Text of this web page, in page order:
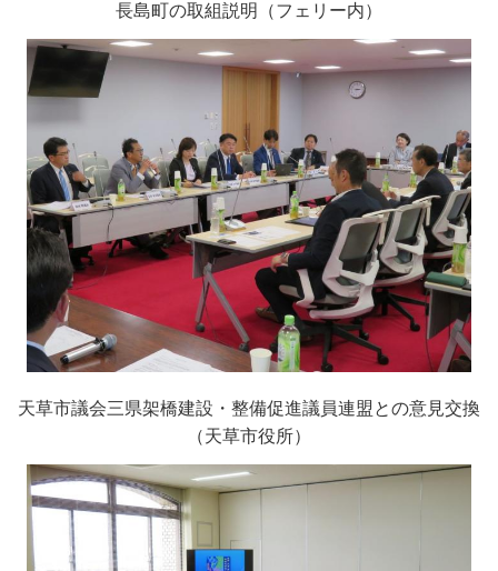
長島町の取組説明（フェリー内）
天草市議会三県架橋建設・整備促進議員連盟との意見交換
（天草市役所）